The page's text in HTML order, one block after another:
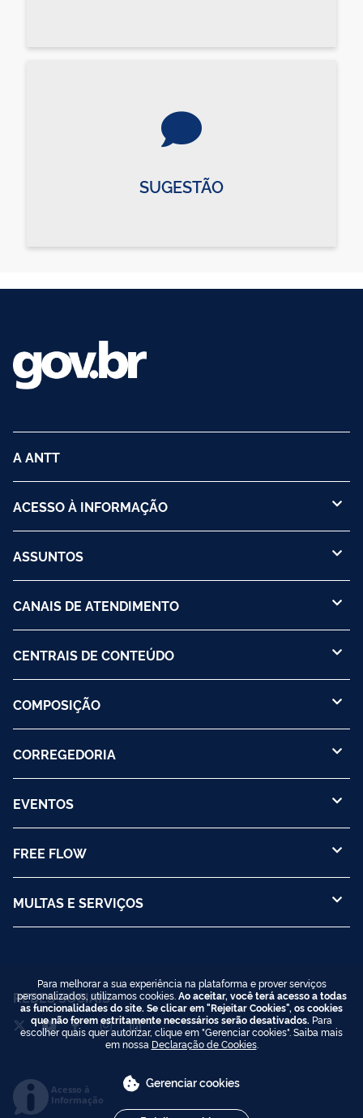
SUGESTÃO
A ANTT
ACESSO À INFORMAÇÃO
ASSUNTOS
CANAIS DE ATENDIMENTO
CENTRAIS DE CONTEÚDO
COMPOSIÇÃO
CORREGEDORIA
EVENTOS
FREE FLOW
MULTAS E SERVIÇOS
REDES SOCIAIS
Acesso à
Informação
Para melhorar a sua experiência na plataforma e prover serviços
personalizados, utilizamos cookies. Ao aceitar, você terá acesso a todas
as funcionalidades do site. Se clicar em "Rejeitar Cookies", os cookies
que não forem estritamente necessários serão desativados. Para
escolher quais quer autorizar, clique em "Gerenciar cookies". Saiba mais
em nossa Declaração de Cookies.
Gerenciar cookies